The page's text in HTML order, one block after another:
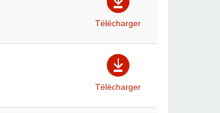
Télécharger
Télécharger